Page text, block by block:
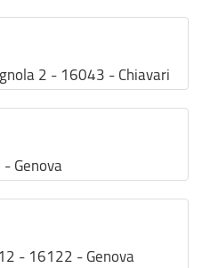
2 - 16043 - Chiavari
Genova
- 16122 - Genova